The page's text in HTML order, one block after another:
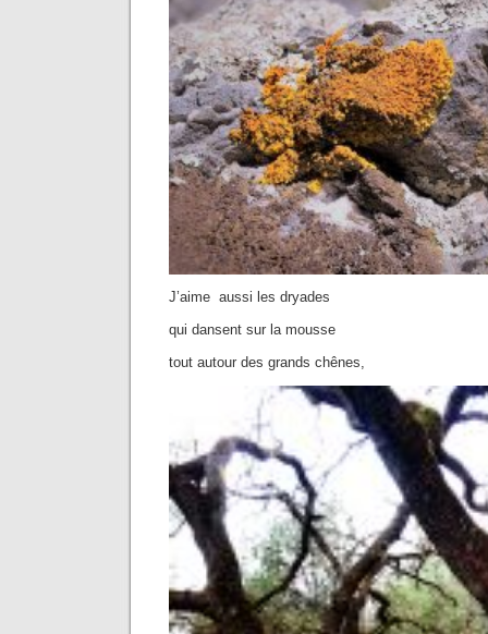
J’aime aussi les dryades
qui dansent sur la mousse
tout autour des grands chênes,